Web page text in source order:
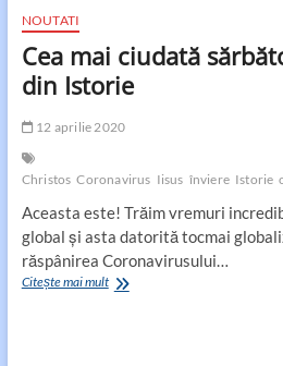
NOUTATI
Cea mai ciudată
din Istorie
12 aprilie 2020
Christos Coronavirus Iisus înviere Istorie
Aceasta este! Trăim vremuri
global și asta datorită tocmai
răspânirea Coronavirusului…
Citește mai multCea